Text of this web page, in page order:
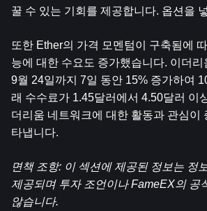
꿀 수 있는 기회를 제공합니다. 옵션을
또한 Ether의 가격 모멘텀이 구축됨에
능에 대한 수요도 증가했습니다. 이더
9월 24일까지 7일 동안 15% 증가하여
래 수수료가 1.45달러에서 4.50달러 이
더리움 네트워크에 대한 활동과 관심이
타냅니다.
면책 조항: 이 섹션에 제공된 정보는 정
제공되며 투자 조언이나 FameEX의 공
않습니다.